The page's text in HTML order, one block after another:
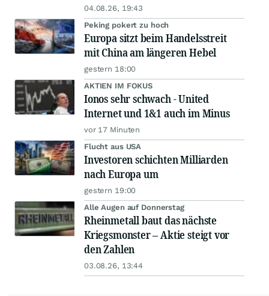
04.08.26, 19:43
Peking pokert zu hoch
Europa sitzt beim Handelsstreit
mit China am längeren Hebel
gestern 18:00
AKTIEN IM FOKUS
Ionos sehr schwach - United
Internet und 1&1 auch im Minus
vor 17 Minuten
Flucht aus USA
Investoren schichten Milliarden
nach Europa um
gestern 19:00
Alle Augen auf Donnerstag
Rheinmetall baut das nächste
Kriegsmonster – Aktie steigt vor
den Zahlen
03.08.26, 13:44